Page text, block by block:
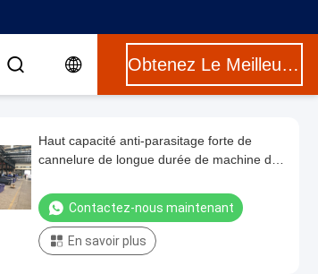
Obtenez Le Meilleur Prix
Haut capacité anti-parasitage forte de
cannelure de longue durée de machine de
de sécurité
Contactez-nous maintenant
En savoir plus